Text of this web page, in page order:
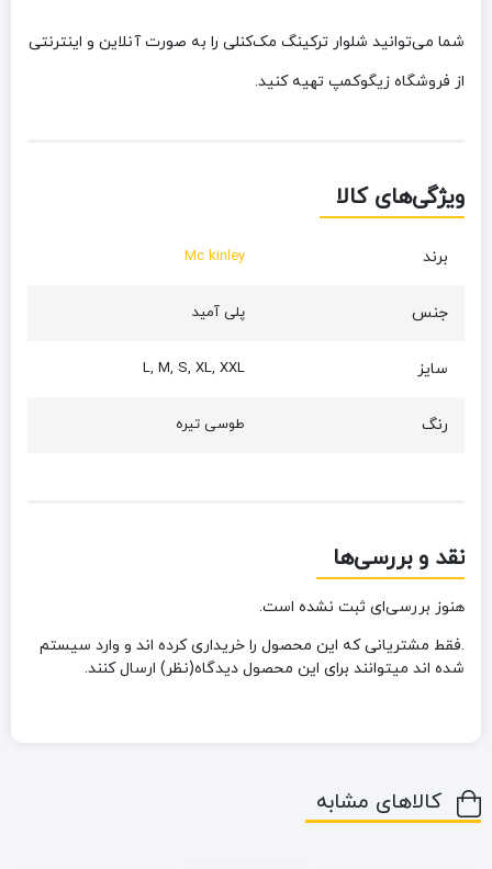
شما می‌توانید شلوار ترکینگ مک‌کنلی را به صورت آنلاین و اینترنتی
از فروشگاه زیگوکمپ تهیه کنید.
ویژگی‌های کالا
برند Mc kinley
جنس پلی آمید
سایز L, M, S, XL, XXL
رنگ طوسی تیره
نقد و بررسی‌ها
هنوز بررسی‌ای ثبت نشده است.
.فقط مشتریانی که این محصول را خریداری کرده اند و وارد سیستم
شده اند میتوانند برای این محصول دیدگاه(نظر) ارسال کنند.
کالاهای مشابه